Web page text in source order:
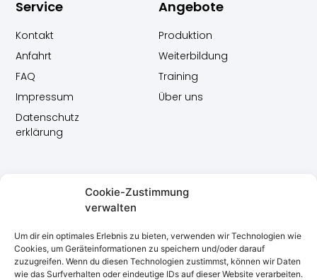
Cookie-Zustimmung
verwalten
Um dir ein optimales Erlebnis zu bieten, verwenden wir Technologien wie
Cookies, um Geräteinformationen zu speichern und/oder darauf
zuzugreifen. Wenn du diesen Technologien zustimmst, können wir Daten
wie das Surfverhalten oder eindeutige IDs auf dieser Website verarbeiten.
TanzAreal Karlsruhe - Zentrum für zeitgenössischen Tanz
Angebote
Produktion
Weiterbildung
Training
Über uns
Service
Kontakt
Anfahrt
FAQ
Impressum
Datenschutz
erklärung